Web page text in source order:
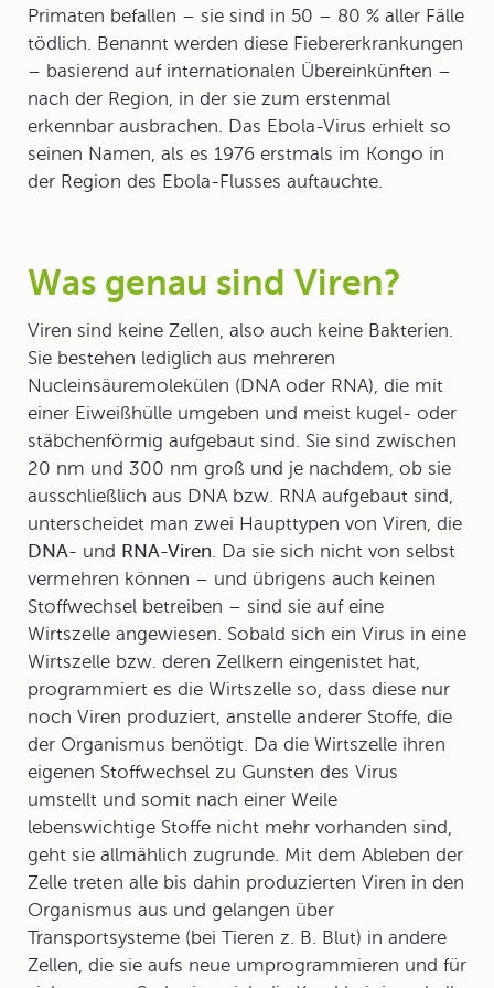
Primaten befallen – sie sind in 50 – 80 % aller Fälle
tödlich. Benannt werden diese Fiebererkrankungen
– basierend auf internationalen Übereinkünften –
nach der Region, in der sie zum erstenmal
erkennbar ausbrachen. Das Ebola-Virus erhielt so
seinen Namen, als es 1976 erstmals im Kongo in
der Region des Ebola-Flusses auftauchte.
Was genau sind Viren?
Viren sind keine Zellen, also auch keine Bakterien.
Sie bestehen lediglich aus mehreren
Nucleinsäuremolekülen (DNA oder RNA), die mit
einer Eiweißhülle umgeben und meist kugel- oder
stäbchenförmig aufgebaut sind. Sie sind zwischen
20 nm und 300 nm groß und je nachdem, ob sie
ausschließlich aus DNA bzw. RNA aufgebaut sind,
unterscheidet man zwei Haupttypen von Viren, die
DNA- und RNA-Viren. Da sie sich nicht von selbst
vermehren können – und übrigens auch keinen
Stoffwechsel betreiben – sind sie auf eine
Wirtszelle angewiesen. Sobald sich ein Virus in eine
Wirtszelle bzw. deren Zellkern eingenistet hat,
programmiert es die Wirtszelle so, dass diese nur
noch Viren produziert, anstelle anderer Stoffe, die
der Organismus benötigt. Da die Wirtszelle ihren
eigenen Stoffwechsel zu Gunsten des Virus
umstellt und somit nach einer Weile
lebenswichtige Stoffe nicht mehr vorhanden sind,
geht sie allmählich zugrunde. Mit dem Ableben der
Zelle treten alle bis dahin produzierten Viren in den
Organismus aus und gelangen über
Transportsysteme (bei Tieren z. B. Blut) in andere
Zellen, die sie aufs neue umprogrammieren und für